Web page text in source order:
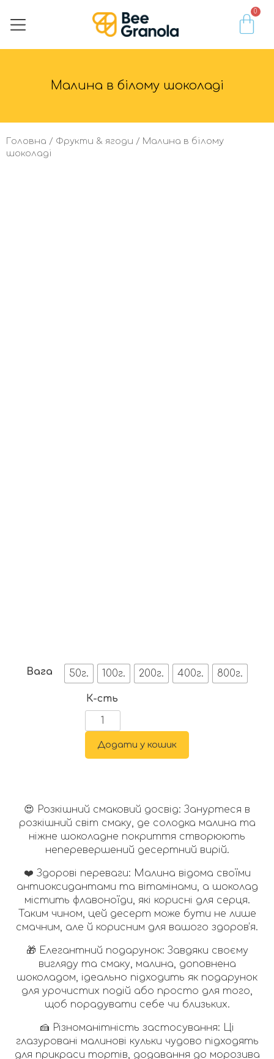
0
Малина в білому шоколаді
Головна / Фрукти & ягоди / Малина в білому
шоколаді
Вага 50г. 100г. 200г. 400г. 800г.
К-сть
Додати у кошик
😍 Розкішний смаковий досвід: Зануртеся в
розкішний світ смаку, де солодка малина та
ніжне шоколадне покриття створюють
неперевершений десертний вирій.
❤️ Здорові переваги: Малина відома своїми
антиоксидантами та вітамінами, а шоколад
містить флавоноїди, які корисні для серця.
Таким чином, цей десерт може бути не лише
смачним, але й корисним для вашого здоров’я.
🎁 Елегантний подарунок: Завдяки своєму
вигляду та смаку, малина, доповнена
шоколадом, ідеально підходить як подарунок
для урочистих подій або просто для того,
щоб порадувати себе чи близьких.
🍰 Різноманітність застосування: Ці
глазуровані малинові кульки чудово підходять
для прикраси тортів, додавання до морозива